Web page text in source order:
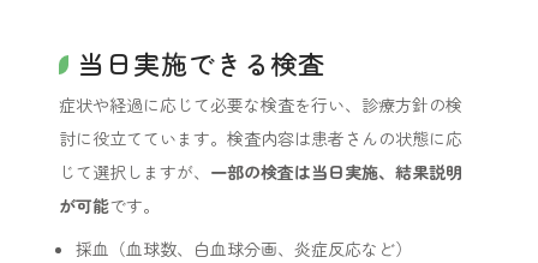
当日実施できる検査
症状や経過に応じて必要な検査を行い、診療方針の検
討に役立てています。検査内容は患者さんの状態に応
じて選択しますが、 一部の検査は当日実施、結果説明
が可能です。
採血（血球数、白血球分画、炎症反応など）